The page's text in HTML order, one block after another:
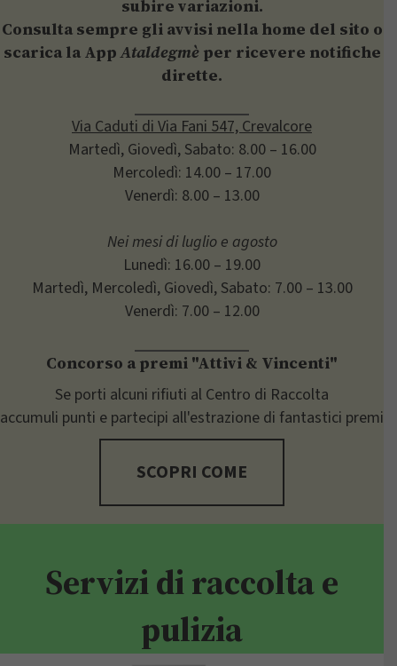
subire variazioni.
Consulta sempre gli avvisi nella home del sito o
scarica la AppAtaldegmèper ricevere notifiche
dirette.
Via Caduti di Via Fani 547, Crevalcore
Martedì, Giovedì, Sabato: 8.00 – 16.00
Mercoledì: 14.00 – 17.00
Venerdì: 8.00 – 13.00
Nei mesi di luglio e agosto
Lunedì: 16.00 – 19.00
Martedì, Mercoledì, Giovedì, Sabato: 7.00 – 13.00
Venerdì: 7.00 – 12.00
Concorso a premi "Attivi & Vincenti"
Se porti alcuni rifiuti al Centro di Raccolta
accumuli punti e partecipi all'estrazione di fantastici premi
SCOPRI COME
Servizi di raccolta e
pulizia